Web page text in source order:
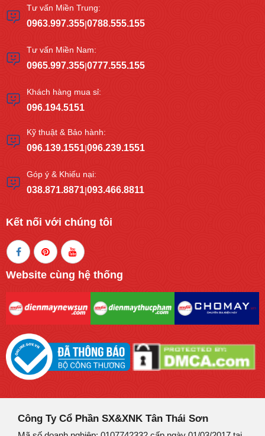
Tư vấn Miền Trung:
0963.997.355|0788.555.155
Tư vấn Miền Nam:
0965.997.355|0777.555.155
Khách hàng mua sỉ:
096.194.5151
Kỹ thuật & Bảo hành:
096.139.1551|096.239.1551
Góp ý & Khiếu nại:
038.871.8871|093.466.8811
Kết nối với chúng tôi
Website cùng hệ thống
Công Ty Cổ Phần SX&XNK Tân Thái Sơn